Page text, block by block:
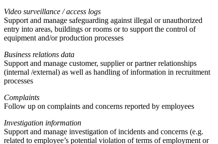
Video surveillance / access logs
Support and manage safeguarding against illegal or unauthorized
entry into areas, buildings or rooms or to support the control of
equipment and/or production processes
Business relations data
Support and manage customer, supplier or partner relationships
(internal /external) as well as handling of information in recruitment
processes
Complaints
Follow up on complaints and concerns reported by employees
Investigation information
Support and manage investigation of incidents and concerns (e.g.
related to employee’s potential violation of terms of employment or